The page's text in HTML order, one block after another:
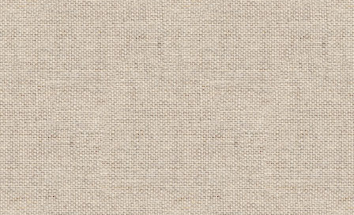
----------------------------------------
【2018/12/4】
2019年新春２大キャンペーン情報！
詳細はキャンペーン情報をクリック！
・ライセンス・アドバンス取得大幅割
・団体旅割 卒旅割&学旅割 1,000円OFF
期間：2019年1月1日～3月31日
(適用除外期間あり)
----------------------------------------
【2018/9/1】
●2018年秋キャンペーン情報！
詳細はキャンペーン情報をクリック！